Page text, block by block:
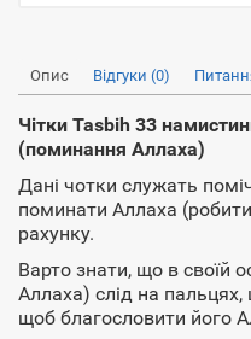
Опис Відгуки (0)
Чітки Tasbih 33
(поминання Аллаха)
Дані чотки служать
поминати Аллаха (робити
рахунку.
Варто знати, що в своїй
Аллаха) слід на
щоб благословити його